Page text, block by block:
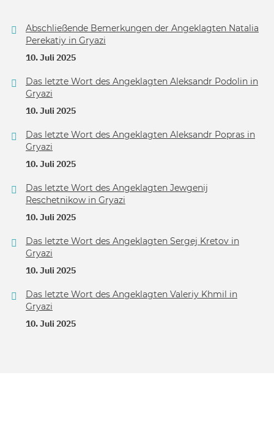
Abschließende Bemerkungen der Angeklagten Natalia
Perekatiy in Gryazi
10. Juli 2025
Das letzte Wort des Angeklagten Aleksandr Podolin in
Gryazi
10. Juli 2025
Das letzte Wort des Angeklagten Aleksandr Popras in
Gryazi
10. Juli 2025
Das letzte Wort des Angeklagten Jewgenij
Reschetnikow in Gryazi
10. Juli 2025
Das letzte Wort des Angeklagten Sergej Kretov in
Gryazi
10. Juli 2025
Das letzte Wort des Angeklagten Valeriy Khmil in
Gryazi
10. Juli 2025